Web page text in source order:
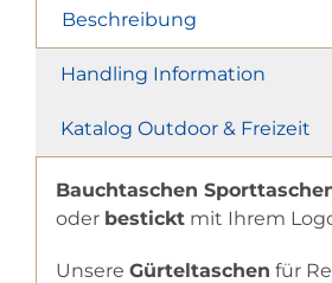
Beschreibung
Handling Information
Katalog Outdoor & Freizeit
Bauchtaschen
oder besticktmit Ihrem
Unsere Gürteltaschen für